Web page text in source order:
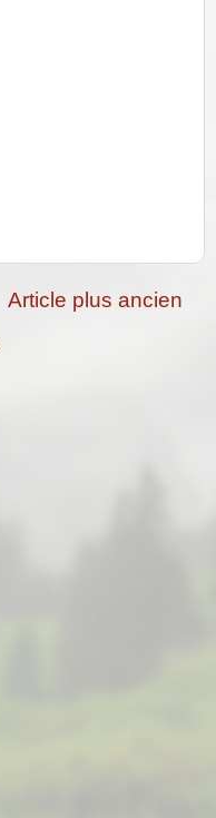
Article plus ancien